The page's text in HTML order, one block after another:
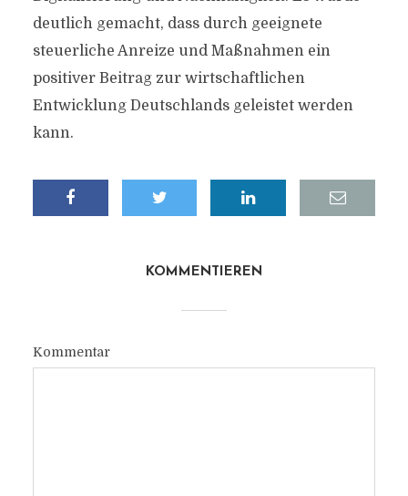
deutlich gemacht, dass durch geeignete
steuerliche Anreize und Maßnahmen ein
positiver Beitrag zur wirtschaftlichen
Entwicklung Deutschlands geleistet werden
kann.
KOMMENTIEREN
Kommentar